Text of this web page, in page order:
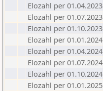
Elozahl per 01.04.2023
Elozahl per 01.07.2023
Elozahl per 01.10.2023
Elozahl per 01.01.2024
Elozahl per 01.04.2024
Elozahl per 01.07.2024
Elozahl per 01.10.2024
Elozahl per 01.01.2025